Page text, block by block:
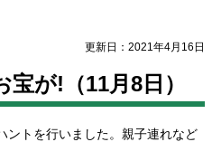
更新日：2021年4月16日
が!（11月8日）
ントを行いました。親子連れなど